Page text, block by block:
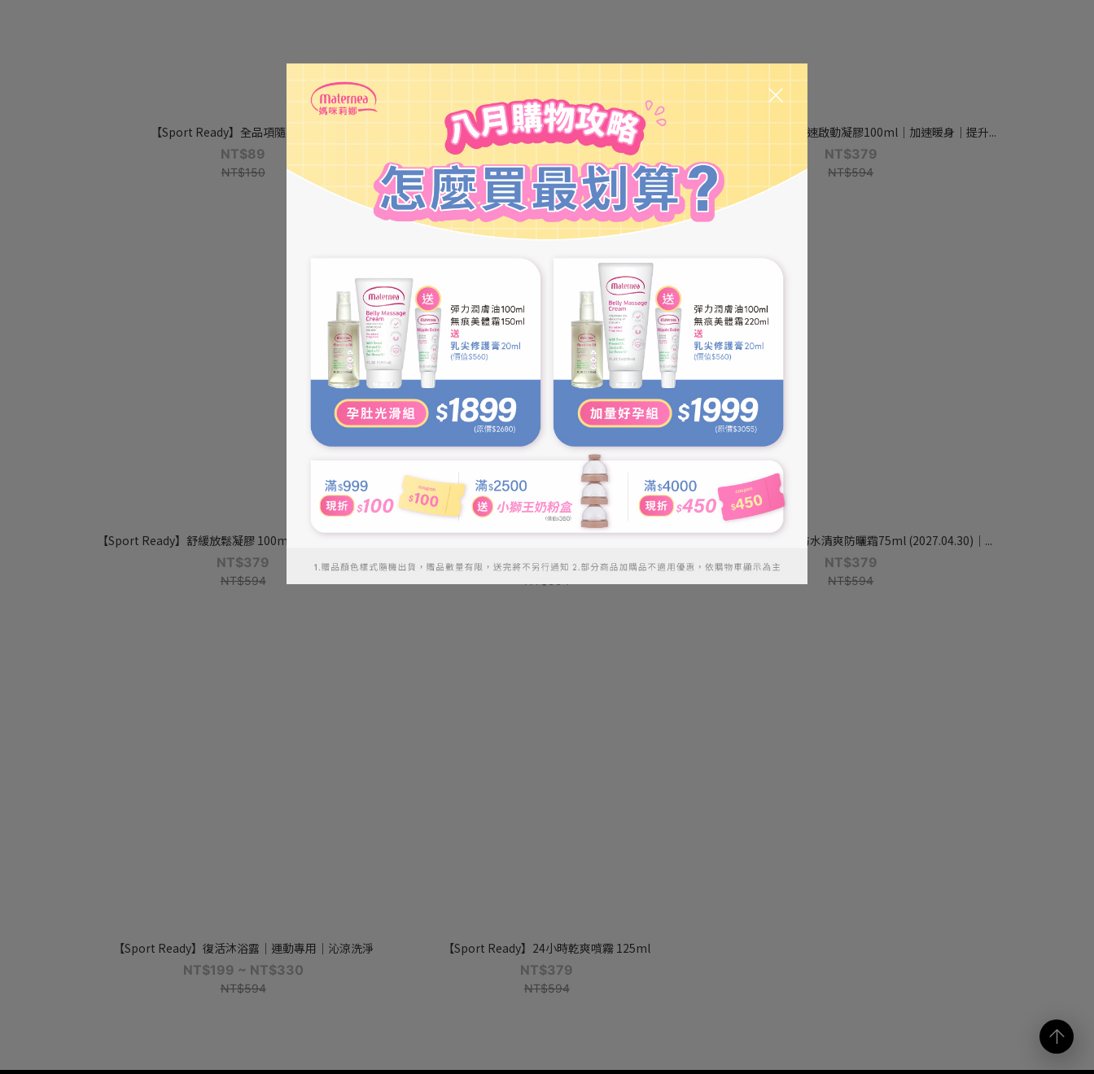
【Sport Ready】全品項隨身瓶15ml
NT$89
NT$150
【Sport Ready】極速復活凝膠100ml｜快速降溫｜冷卻...
NT$594
【Sport Ready】極速啟動凝膠100ml｜加速暖身｜提升...
NT$379
NT$594
【Sport Ready】舒緩放鬆凝膠 100ml｜鐵腿救星｜告別...
NT$379
NT$594
【Sport Ready】 全能防護霜 75ml
NT$379
【Sport Ready】防水清爽防曬霜75ml (2027.04.30)｜...
NT$379
NT$594
【Sport Ready】復活沐浴露｜運動專用｜沁涼洗淨
NT$199 ~ NT$330
NT$594
【Sport Ready】24小時乾爽噴霧 125ml
NT$379
NT$594